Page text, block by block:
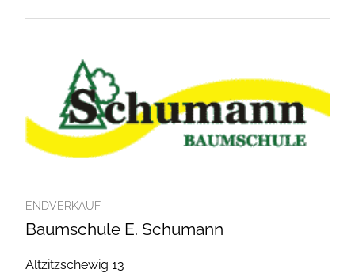
ENDVERKAUF
Baumschule E. Schumann
Altzitzschewig 13